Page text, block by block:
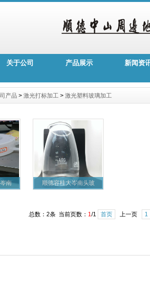
关于公司 产品展示 新闻资
产品 > 激光打标加工 > 激光塑料玻璃加工
南 顺德容桂大岑南头玻
总数：2条 当前页数： 1/1 首页 上一页 1